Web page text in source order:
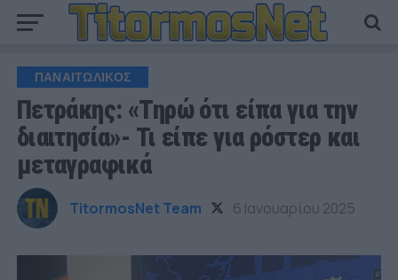
ΠΑΝΑΙΤΩΛΙΚΟΣ
Πετράκης: «Τηρώ ότι είπα για την
διαιτησία»- Τι είπε για ρόστερ και
μεταγραφικά
TitormosNet Team 6 Ιανουαρίου 2025